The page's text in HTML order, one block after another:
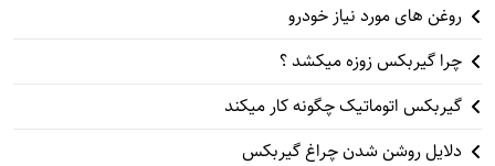
روغن های مورد نیاز خودرو
چرا گیربکس زوزه میکشد ؟
گیربکس اتوماتیک چگونه کار میکند
دلایل روشن شدن چراغ گیربکس